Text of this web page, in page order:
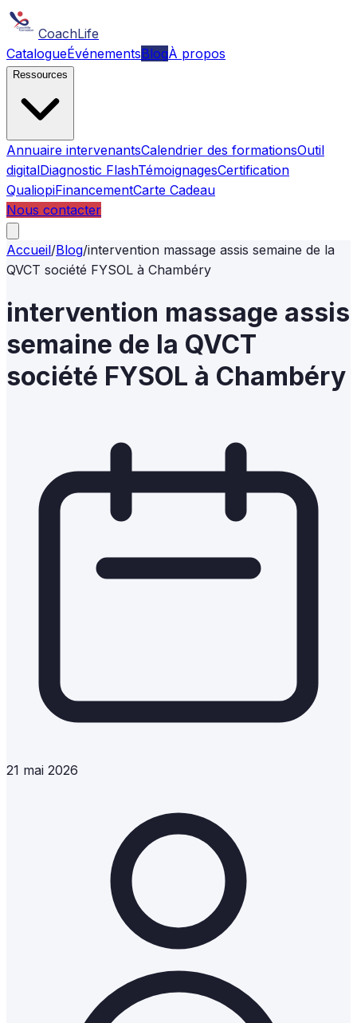
CoachLife
CatalogueÉvénementsBlogÀ propos
Ressources
Annuaire intervenantsCalendrier des formationsOutil
digitalDiagnostic FlashTémoignagesCertification
QualiopiFinancementCarte Cadeau
Nous contacter
Accueil/Blog/intervention massage assis semaine de la
QVCT société FYSOL à Chambéry
intervention massage assis
semaine de la QVCT
société FYSOL à Chambéry
21 mai 2026